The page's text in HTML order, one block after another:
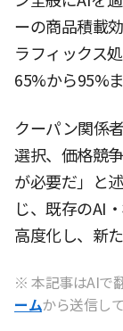
ーの商品積載
ラフィックス
65%から95%
クーパン関係
選択、価格競
が必要だ」と
じ、既存のAI
高度化し、新
※ 本記事はAIで
ームから送信し